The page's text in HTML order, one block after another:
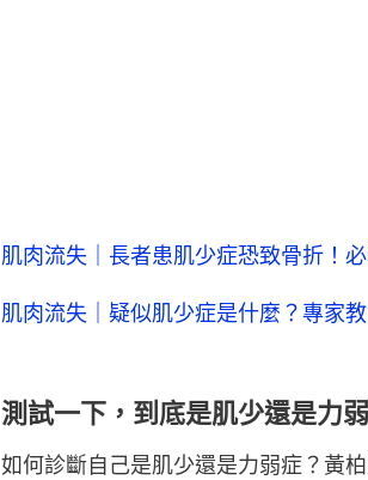
肌肉流失｜長者患肌少症恐致骨折！
肌肉流失｜疑似肌少症是什麼？專家
測試一下，到底是肌少還是力
如何診斷自己是肌少還是力弱症？黃